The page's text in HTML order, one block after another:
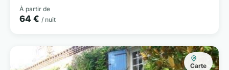
À partir de
64 € / nuit
Carte